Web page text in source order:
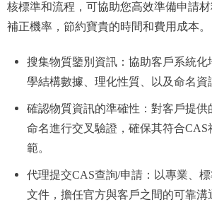
核標準和流程，可協助您高效準備申請
補正機率，節約寶貴的時間和費用成本。
搜集物質鑒別資訊：協助客戶系統化
學結構數據、理化性質、以及命名資
確認物質資訊的準確性：對客戶提供
命名進行交叉驗證，確保其符合CAS
範。
代理提交CAS查詢/申請：以專業、
文件，擔任官方與客戶之間的可靠溝